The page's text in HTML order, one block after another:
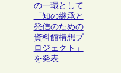
の一環として
「知の継承と
発信のための
資料館構想プ
ロジェクト」
を発表